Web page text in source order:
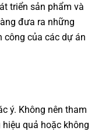
triển sản phẩm và
đưa ra những
công của các dự án
ý. Không nên tham
quả hoặc không